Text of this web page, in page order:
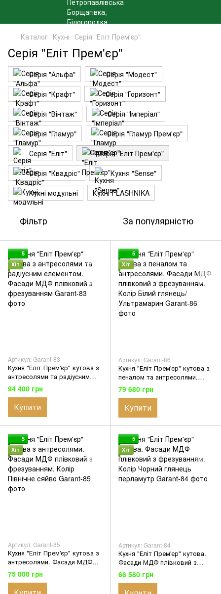
Каталог Кухні Серія "Еліт Прем'єр"
Серія "Еліт Прем'єр"
Серія "Альфа"
Серія "Модест"
Серія "Крафт"
Серія "Горизонт"
Серія "Вінтаж"
Серія "Імперіал"
Серія "Гламур"
Серія "Гламур Прем'єр"
Серія "Еліт"
Серія "Еліт Прем'єр"
Серія "Квадріс"
Кухня "Sense"
Кухні модульні
Кухні FLASHNIKA
Фільтр За популярністю
5
Хіт
Артикул: Garant-83
Кухня "Еліт Прем'єр" кутова з
антресолями та радіусним
елементом. Фасади МДФ
плівковий з фрезуванням
94 400 грн
Купити
5
Хіт
Артикул: Garant-86
Кухня "Еліт Прем'єр" кутова з
пеналом та антресолями.
Фасади МДФ плівковий з
фрезуванням. Колір Білий
глянець/Ультрамарин
79 680 грн
Купити
5
Хіт
Артикул: Garant-85
Кухня "Еліт Прем'єр" кутова з
антресолями. Фасади МДФ
плівковий з фрезуванням.
Колір Північне сяйво
75 000 грн
5
Хіт
Артикул: Garant-84
Кухня "Еліт Прем'єр" кутова.
Фасади МДФ плівковий з
фрезуванням. Колір Чорний
глянець перламутр
66 580 грн